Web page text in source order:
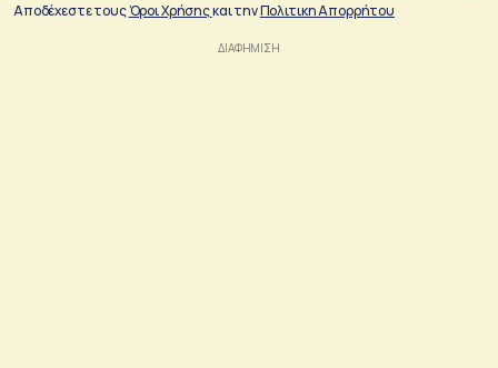
Αποδέχεστε τουςΌροι Χρήσηςκαι τηνΠολιτικη Απορρήτου